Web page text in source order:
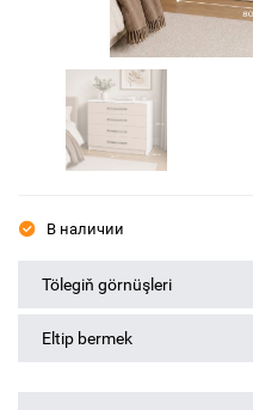
В наличии
Tölegiň görnüşleri
Eltip bermek